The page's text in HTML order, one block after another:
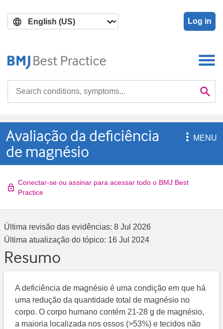
main
search
Log in

Avaliação da deficiência
de magnésio
MENU
Conectar-se ou assinar para acessar todo o BMJ Best
Practice
Última revisão das evidências: 8 Jul 2026
Última atualização do tópico: 16 Jul 2024
Resumo
A deficiência de magnésio é uma condição em que há
uma redução da quantidade total de magnésio no
corpo. O corpo humano contém 21-28 g de magnésio,
a maioria localizada nos ossos (>53%) e tecidos não